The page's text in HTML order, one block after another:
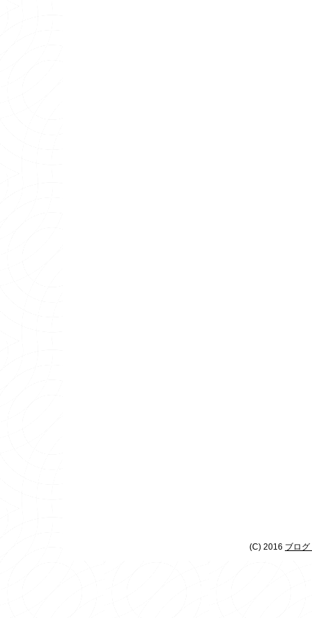
(C) 2016 ブロ